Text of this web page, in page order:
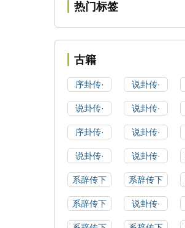
热门标签
古籍
序卦传· 说卦传·
说卦传· 说卦传·
序卦传· 说卦传·
说卦传· 说卦传·
系辞传下 系辞传下
系辞传下 说卦传·